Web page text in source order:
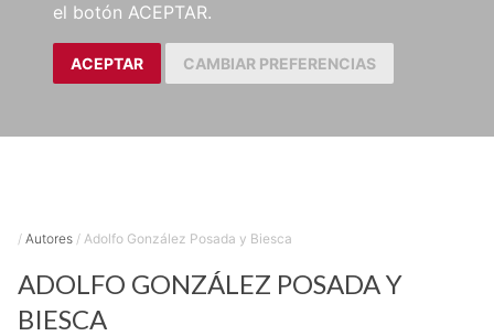
el botón ACEPTAR.
ACEPTAR CAMBIAR PREFERENCIAS
/ Autores / Adolfo González Posada y Biesca
ADOLFO GONZÁLEZ POSADA Y
BIESCA